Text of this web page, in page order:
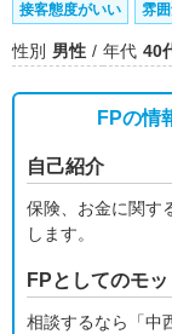
接客態度がいい 雰
性別 男性 年代 40
FPの情
自己紹介
保険、お金に関す
します。
FPとしてのモ
相談するなら「中